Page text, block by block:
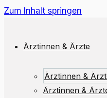
Zum Inhalt springen
Ärztinnen & Ärzte
Ärztinnen &
Ärztinnen &